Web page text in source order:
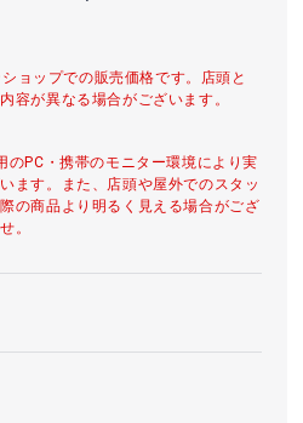
ョップでの販売価格です。店頭と
容が異なる場合がございます。
のPC・携帯のモニター環境により実
ます。また、店頭や屋外でのスタッ
の商品より明るく見える場合がござ
。